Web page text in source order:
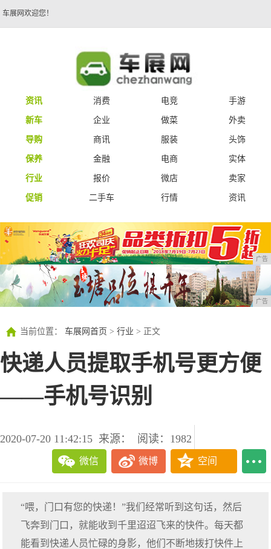
车展网欢迎您！
资讯 消费 电竞
手游
新车
企业 做菜
外卖
导购
商讯 服装
头饰
保养
金融 电商
实体
行业
报价 微店
卖家
促销
二手车 行情 资讯
广告
广告
当前位置： 车展网首页 > 行业 > 正文
快递人员提取手机号更方便
——手机号识别
2020-07-20 11:42:15 来源： 阅读：1982
微信 微博 空间
“喂，门口有您的快递！”我们经常听到这句话，然后
飞奔到门口，就能收到千里迢迢飞来的快件。每天都
能看到快递人员忙碌的身影，他们不断地拨打快件上